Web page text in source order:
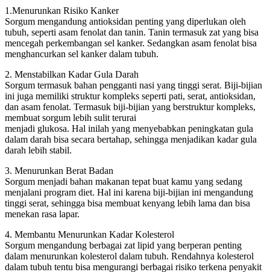
1.Menurunkan Risiko Kanker
Sorgum mengandung antioksidan penting yang diperlukan oleh
tubuh, seperti asam fenolat dan tanin. Tanin termasuk zat yang bisa
mencegah perkembangan sel kanker. Sedangkan asam fenolat bisa
menghancurkan sel kanker dalam tubuh.
2. Menstabilkan Kadar Gula Darah
Sorgum termasuk bahan pengganti nasi yang tinggi serat. Biji-bijian
ini juga memiliki struktur kompleks seperti pati, serat, antioksidan,
dan asam fenolat. Termasuk biji-bijian yang berstruktur kompleks,
membuat sorgum lebih sulit terurai
menjadi glukosa. Hal inilah yang menyebabkan peningkatan gula
dalam darah bisa secara bertahap, sehingga menjadikan kadar gula
darah lebih stabil.
3. Menurunkan Berat Badan
Sorgum menjadi bahan makanan tepat buat kamu yang sedang
menjalani program diet. Hal ini karena biji-bijian ini mengandung
tinggi serat, sehingga bisa membuat kenyang lebih lama dan bisa
menekan rasa lapar.
4. Membantu Menurunkan Kadar Kolesterol
Sorgum mengandung berbagai zat lipid yang berperan penting
dalam menurunkan kolesterol dalam tubuh. Rendahnya kolesterol
dalam tubuh tentu bisa mengurangi berbagai risiko terkena penyakit